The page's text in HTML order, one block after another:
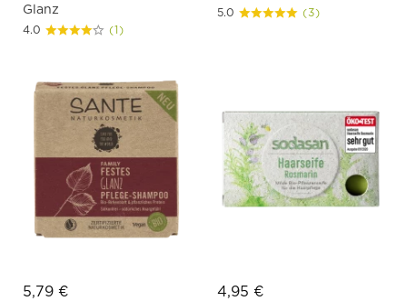
Glanz
4.0 (1)
5,79 €
5.0 (3)
4,95 €